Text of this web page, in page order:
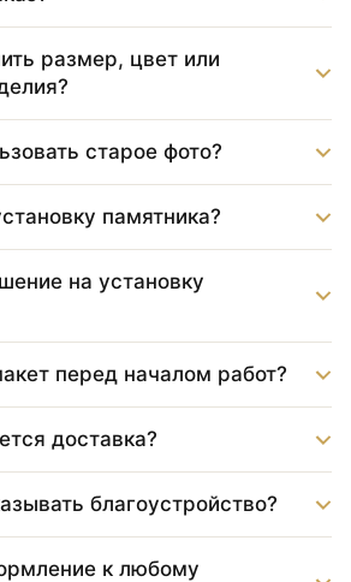
размер, цвет или
старое фото?
памятника?
на установку
перед началом работ?
доставка?
благоустройство?
к любому